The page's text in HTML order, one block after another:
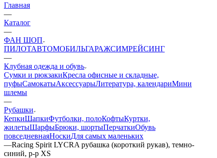
Главная
—
Каталог
—
ФАН ШОП
ПИЛОТАВТОМОБИЛЬГАРАЖСИМРЕЙСИНГ
—
Клубная одежда и обувь
Сумки и рюкзакиКресла офисные и складные,
пуфыСамокатыАксессуарыЛитература, календариМини
шлемы
—
Рубашки
КепкиШапкиФутболки, полоКофтыКуртки,
жилетыШарфыБрюки, шортыПерчаткиОбувь
повседневнаяНоскиДля самых маленьких
—Racing Spirit LYCRA рубашка (короткий рукав), темно-
синий, р-р XS